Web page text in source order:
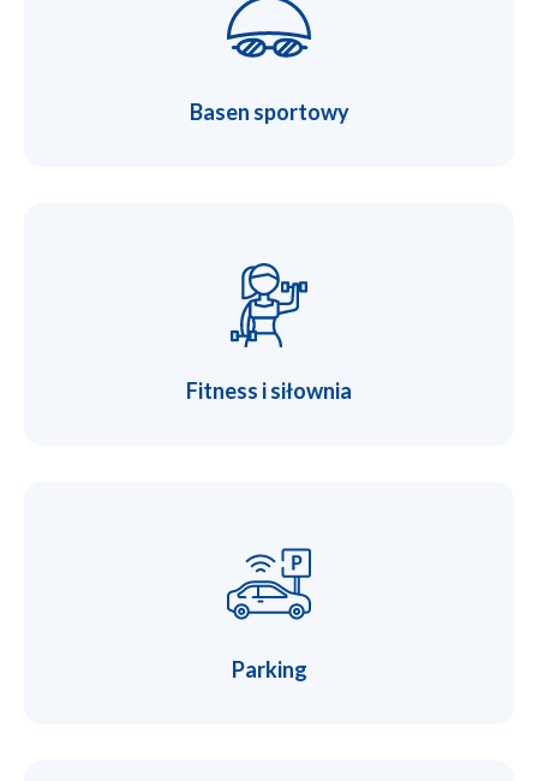
Basen sportowy
Fitness i siłownia
Parking